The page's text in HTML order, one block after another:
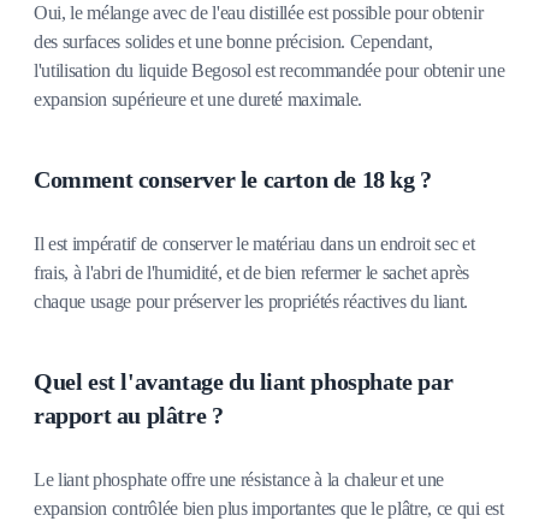
Oui, le mélange avec de l'eau distillée est possible pour obtenir
des surfaces solides et une bonne précision. Cependant,
l'utilisation du liquide Begosol est recommandée pour obtenir une
expansion supérieure et une dureté maximale.
Comment conserver le carton de 18 kg ?
Il est impératif de conserver le matériau dans un endroit sec et
frais, à l'abri de l'humidité, et de bien refermer le sachet après
chaque usage pour préserver les propriétés réactives du liant.
Quel est l'avantage du liant phosphate par
rapport au plâtre ?
Le liant phosphate offre une résistance à la chaleur et une
expansion contrôlée bien plus importantes que le plâtre, ce qui est